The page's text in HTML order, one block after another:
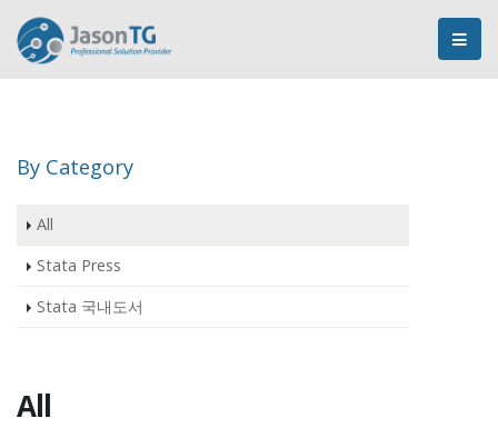
By Category
All
Stata Press
Stata 국내도서
All